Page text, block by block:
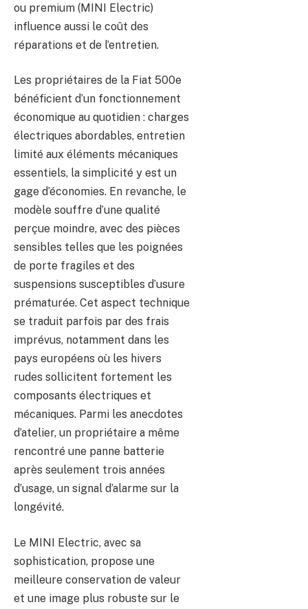
ou premium (MINI Electric)
influence aussi le coût des
réparations et de l’entretien.
Les propriétaires de la Fiat 500e
bénéficient d’un fonctionnement
économique au quotidien : charges
électriques abordables, entretien
limité aux éléments mécaniques
essentiels, la simplicité y est un
gage d’économies. En revanche, le
modèle souffre d’une qualité
perçue moindre, avec des pièces
sensibles telles que les poignées
de porte fragiles et des
suspensions susceptibles d’usure
prématurée. Cet aspect technique
se traduit parfois par des frais
imprévus, notamment dans les
pays européens où les hivers
rudes sollicitent fortement les
composants électriques et
mécaniques. Parmi les anecdotes
d’atelier, un propriétaire a même
rencontré une panne batterie
après seulement trois années
d’usage, un signal d’alarme sur la
longévité.
Le MINI Electric, avec sa
sophistication, propose une
meilleure conservation de valeur
et une image plus robuste sur le